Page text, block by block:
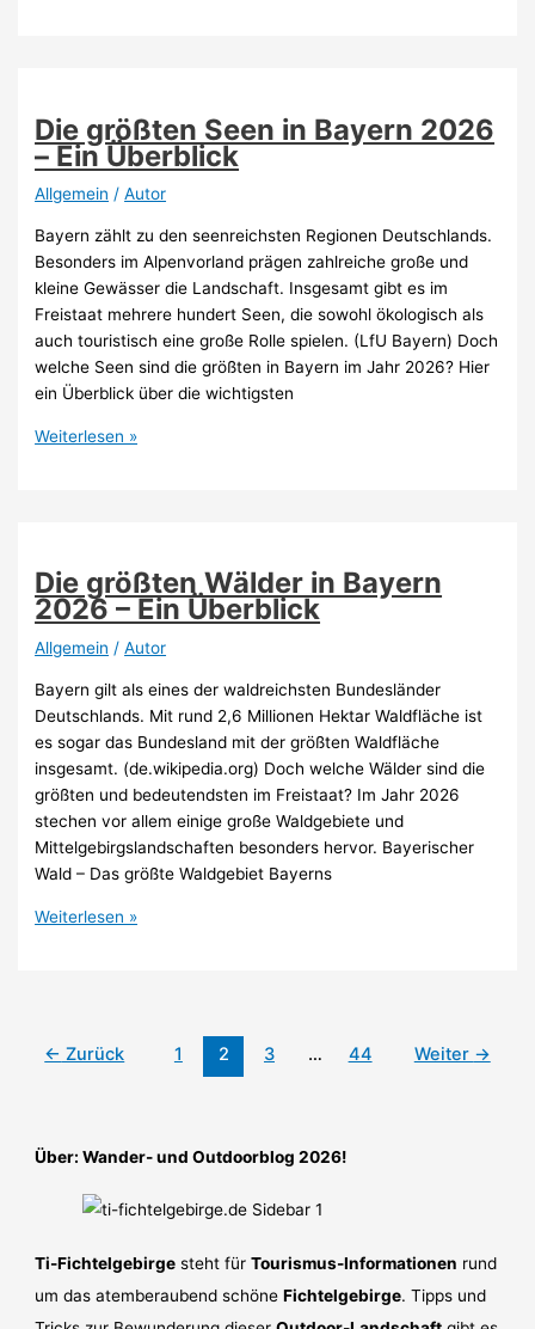
Die größten Seen in Bayern 2026
– Ein Überblick
Allgemein /Autor
Bayern zählt zu den seenreichsten Regionen Deutschlands.
Besonders im Alpenvorland prägen zahlreiche große und
kleine Gewässer die Landschaft. Insgesamt gibt es im
Freistaat mehrere hundert Seen, die sowohl ökologisch als
auch touristisch eine große Rolle spielen. (LfU Bayern) Doch
welche Seen sind die größten in Bayern im Jahr 2026? Hier
ein Überblick über die wichtigsten
Die
2026
–
Ein
Überblick
Weiterlesen »
Die größten Wälder in Bayern
2026 – Ein Überblick
Allgemein /Autor
Bayern gilt als eines der waldreichsten Bundesländer
Deutschlands. Mit rund 2,6 Millionen Hektar Waldfläche ist
es sogar das Bundesland mit der größten Waldfläche
insgesamt. (de.wikipedia.org) Doch welche Wälder sind die
größten und bedeutendsten im Freistaat? Im Jahr 2026
stechen vor allem einige große Waldgebiete und
Mittelgebirgslandschaften besonders hervor. Bayerischer
Wald – Das größte Waldgebiet Bayerns
Die
2026
Weiterlesen »
← Zurück 1 2 3 … 44 Weiter →
Über: Wander- und Outdoorblog 2026!
Ti-Fichtelgebirge steht fürTourismus-Informationen rund
um das atemberaubend schöneFichtelgebirge. Tipps und